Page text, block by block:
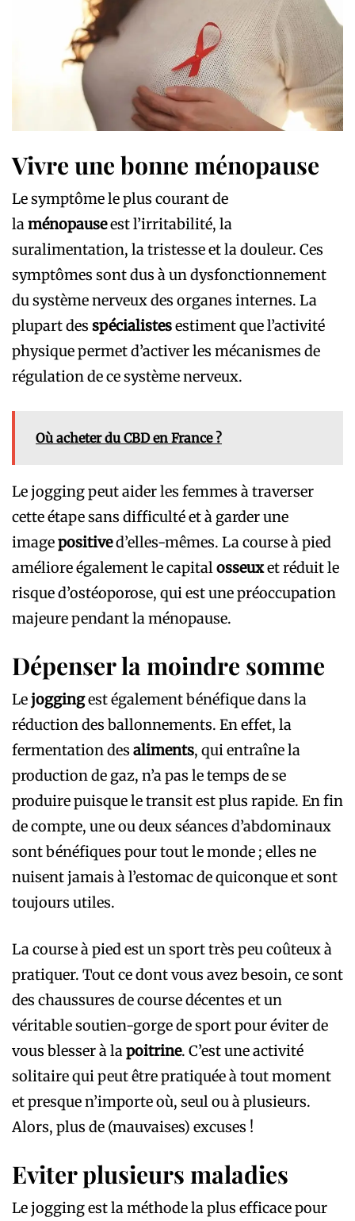
Vivre une bonne ménopause
Le symptôme le plus courant de
laménopauseest l’irritabilité, la
suralimentation, la tristesse et la douleur. Ces
symptômes sont dus à un dysfonctionnement
du système nerveux des organes internes. La
plupart des spécialistesestiment que l’activité
physique permet d’activer les mécanismes de
régulation de ce système nerveux.
Où acheter du CBD en France ?
Le jogging peut aider les femmes à traverser
cette étape sans difficulté et à garder une
imagepositived’elles-mêmes. La course à pied
améliore également le capitalosseuxet réduit le
risque d’ostéoporose, qui est une préoccupation
majeure pendant la ménopause.
Dépenser la moindre somme
Lejoggingest également bénéfique dans la
réduction des ballonnements. En effet, la
fermentation des aliments, qui entraîne la
production de gaz, n’a pas le temps de se
produire puisque le transit est plus rapide. En fin
de compte, une ou deux séances d’abdominaux
sont bénéfiques pour tout le monde ; elles ne
nuisent jamais à l’estomac de quiconque et sont
toujours utiles.
La course à pied est un sport très peu coûteux à
pratiquer. Tout ce dont vous avez besoin, ce sont
des chaussures de course décentes et un
véritable soutien-gorge de sport pour éviter de
vous blesser à lapoitrine. C’est une activité
solitaire qui peut être pratiquée à tout moment
et presque n’importe où, seul ou à plusieurs.
Alors, plus de (mauvaises) excuses !
Eviter plusieurs maladies
Le jogging est la méthode la plus efficace pour